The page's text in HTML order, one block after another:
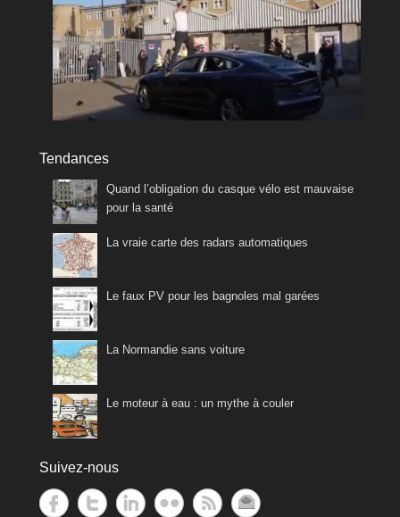
Tendances
Quand l’obligation du casque vélo est mauvaise
pour la santé
La vraie carte des radars automatiques
Le faux PV pour les bagnoles mal garées
La Normandie sans voiture
Le moteur à eau : un mythe à couler
Suivez-nous